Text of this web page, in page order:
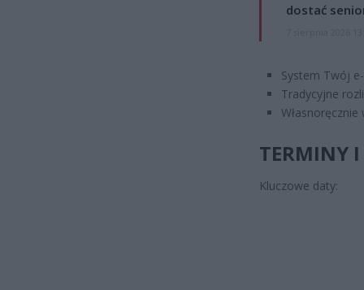
dostać
System Twój
Tradycyjne
TERMINY I
Kluczowe daty: